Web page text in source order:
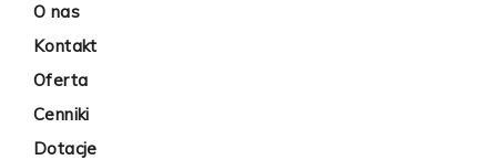
O nas
Kontakt
Oferta
Cenniki
Dotacje